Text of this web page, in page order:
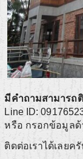
มีคำถามสามารถ
Line ID:
หรือ กรอกข้อมูลด้
ติดต่อเราได้เลยครั